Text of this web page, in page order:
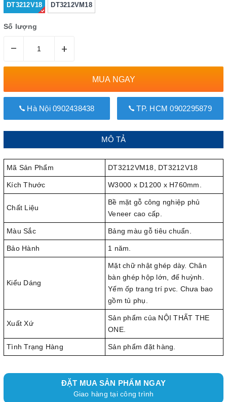
DT3212V18 DT3212VM18
Số lượng
– +
MUA NGAY
Hà Nội 0902438438 TP. HCM 0902295879
MÔ TẢ
Mã Sản Phẩm DT3212VM18, DT3212V18
Kích Thước W3000 x D1200 x H760mm.
Chất Liệu
Bề mặt gỗ công nghiệp phủ
Veneer cao cấp.
Màu Sắc Bảng màu gỗ tiêu chuẩn.
Bảo Hành 1 năm.
Kiểu Dáng
Mặt chữ nhật ghép dày. Chân
bàn ghép hộp lớn, đế huỳnh.
Yếm ốp trang trí pvc. Chưa bao
gồm tủ phụ.
Xuất Xứ
Sản phẩm của NỘI THẤT THE
ONE.
Tình Trạng Hàng Sản phẩm đặt hàng.
ĐẶT MUA SẢN PHẨM NGAY
Giao hàng tại công trình